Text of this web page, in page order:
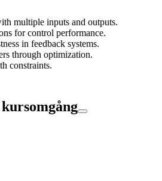
multiple inputs and outputs.
for control performance.
in feedback systems.
through optimization.
constraints.